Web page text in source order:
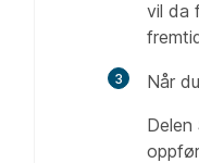
vil da
3 Når
Delen